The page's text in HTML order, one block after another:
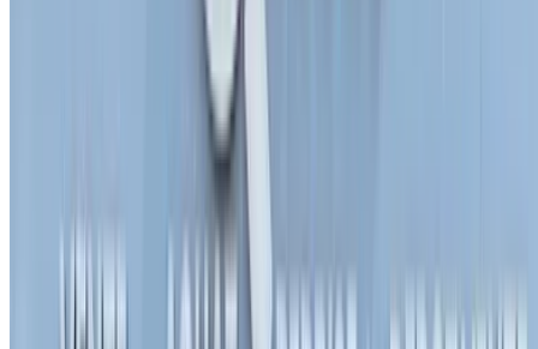
يدوي ناقل الحركة
مطار الرباط-سلا الدولي, الرباط
212663841439
هل تبحث عن خيارات أخرى؟
تصفح جميع السيارات